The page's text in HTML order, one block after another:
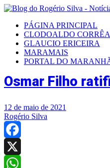
PÁGINA PRINCIPAL
CLODOALDO CORRÊA
GLAUCIO ERICEIRA
MARAMAIS
PORTAL DO
Osmar Filho
12 de maio de 2021
Rogério Silva
Facebook
X